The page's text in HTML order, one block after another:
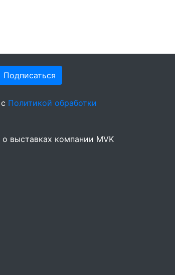
Подписаться
Политикой обработки
о выставках компании MVK